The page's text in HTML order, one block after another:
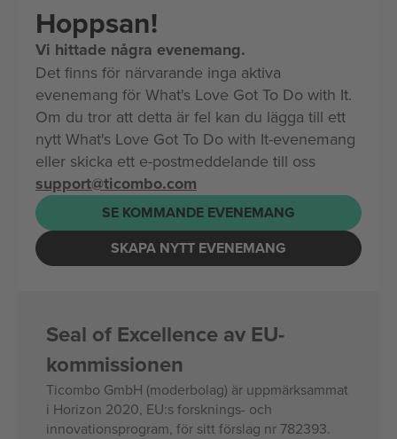
Hoppsan!
Vi hittade några evenemang.
Det finns för närvarande inga aktiva
evenemang för What's Love Got To Do with It.
Om du tror att detta är fel kan du lägga till ett
nytt What's Love Got To Do with It-evenemang
eller skicka ett e-postmeddelande till oss
support@ticombo.com
SE KOMMANDE EVENEMANG
SKAPA NYTT EVENEMANG
Seal of Excellence av EU-
kommissionen
Ticombo GmbH (moderbolag) är uppmärksammat
i Horizon 2020, EU:s forsknings- och
innovationsprogram, för sitt förslag nr 782393.